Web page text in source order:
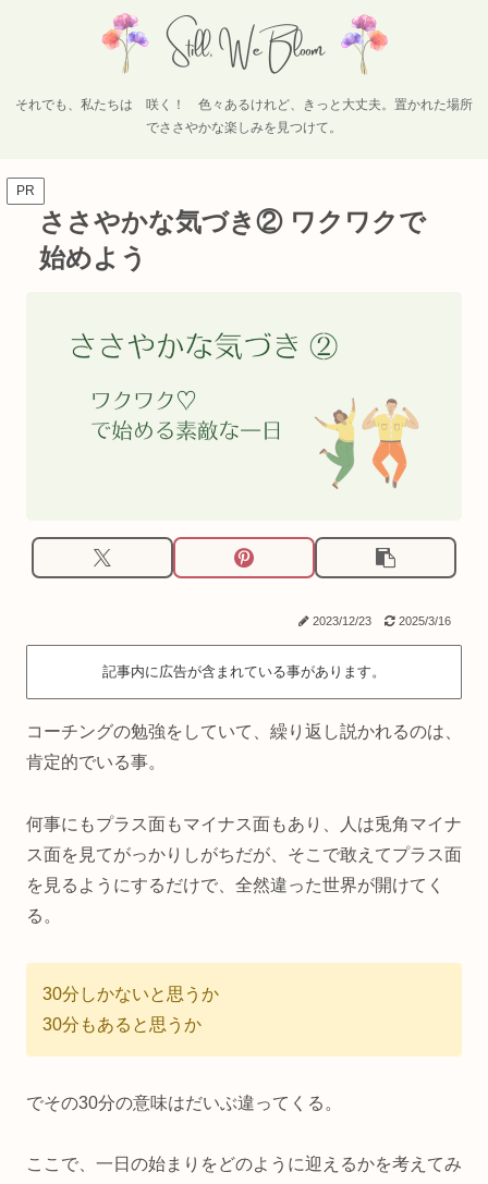
それでも、私たちは 咲く！ 色々あるけれど、きっと大丈夫。置かれた場所
でささやかな楽しみを見つけて。
PR
ささやかな気づき② ワクワクで
始めよう
2023/12/23 2025/3/16
記事内に広告が含まれている事があります。
コーチングの勉強をしていて、繰り返し説かれるのは、
肯定的でいる事。
何事にもプラス面もマイナス面もあり、人は兎角マイナ
ス面を見てがっかりしがちだが、そこで敢えてプラス面
を見るようにするだけで、全然違った世界が開けてく
る。
30分しかないと思うか
30分もあると思うか
でその30分の意味はだいぶ違ってくる。
ここで、一日の始まりをどのように迎えるかを考えてみ